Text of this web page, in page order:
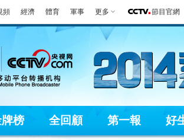
頻 經濟 體育 軍事 更多 節目官網
榜 全回顧 第一報 好